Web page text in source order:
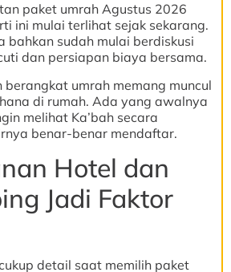
paket umrah Agustus 2026
ini mulai terlihat sejak sekarang.
bahkan sudah mulai berdiskusi
dan persiapan biaya bersama.
berangkat umrah memang muncul
di rumah. Ada yang awalnya
melihat Ka’bah secara
benar-benar mendaftar.
Hotel dan
Jadi Faktor
detail saat memilih paket